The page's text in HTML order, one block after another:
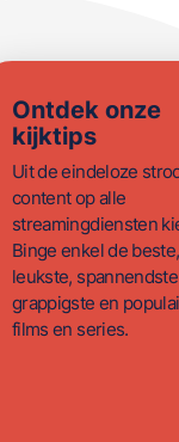
Ontdek onze
kijktips
Uit de eindeloze
content op alle
streamingdiensten
Binge enkel de beste,
leukste,
grappigste en
films en series.